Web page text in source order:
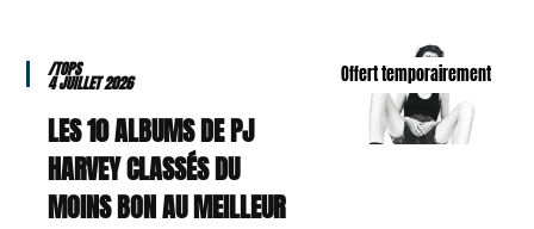
Offert temporairement
/TOPS
4 JUILLET 2026
LES 10 ALBUMS DE PJ
HARVEY CLASSÉS DU
MOINS BON AU MEILLEUR